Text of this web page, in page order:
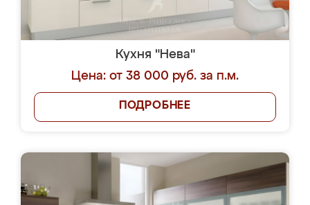
Кухня "Нева"
Цена: от 38 000 руб. за п.м.
ПОДРОБНЕЕ